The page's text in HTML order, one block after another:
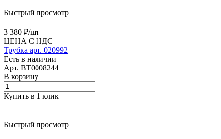
Быстрый просмотр
3 380 ₽/шт
ЦЕНА С НДС
Трубка арт. 020992
Есть в наличии
Арт. BT0008244
В корзину
Купить в 1 клик
Быстрый просмотр